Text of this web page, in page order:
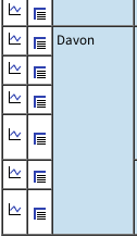
Davon